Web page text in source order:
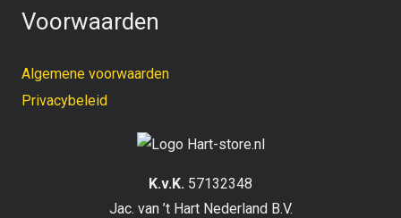
Voorwaarden
Algemene voorwaarden
Privacybeleid
K.v.K. 57132348
Jac. van ’t Hart Nederland B.V.